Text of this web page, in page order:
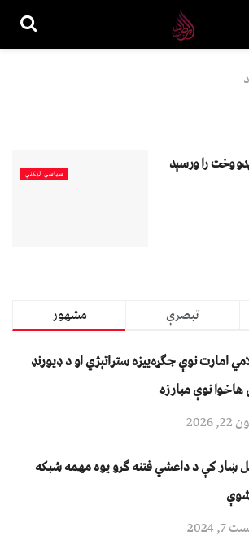
سیاسي لیکني
وخت را ورسېد
مشهور تبصرې
امارت نوې جګړه‌ییزه ستراتېژي او د ډیورنډ
نوې مبارزه
2026
ښار کې د داعشي فتنه ګرو يوه مهمه شبکه
2024